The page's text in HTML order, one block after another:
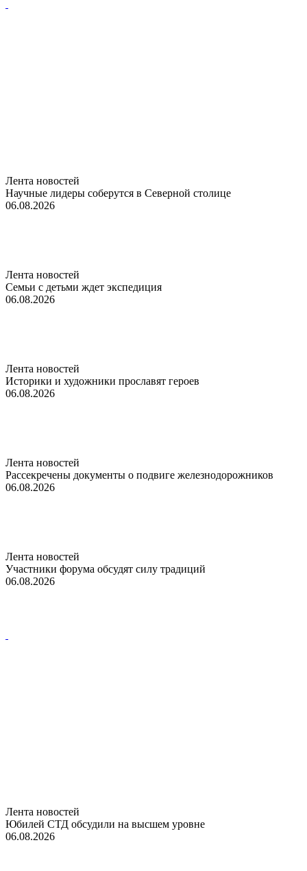
Лента новостей
Научные лидеры соберутся в Северной столице
06.08.2026
Лента новостей
Семьи с детьми ждет экспедиция
06.08.2026
Лента новостей
Историки и художники прославят героев
06.08.2026
Лента новостей
Рассекречены документы о подвиге железнодорожников
06.08.2026
Лента новостей
Участники форума обсудят силу традиций
06.08.2026
Лента новостей
Юбилей СТД обсудили на высшем уровне
06.08.2026